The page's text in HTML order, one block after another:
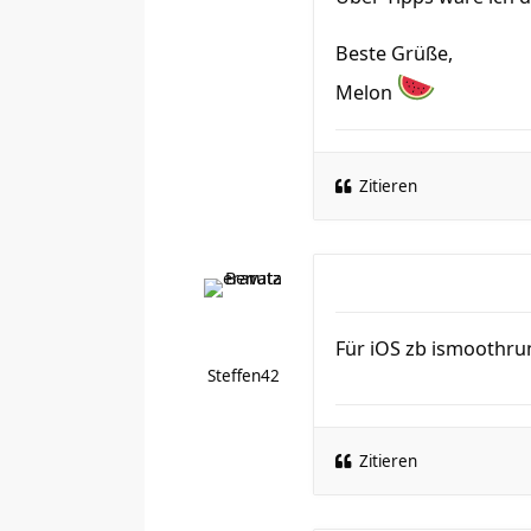
Beste Grüße,
Melon
Zitieren
Steffen42
Für iOS zb
Zitieren